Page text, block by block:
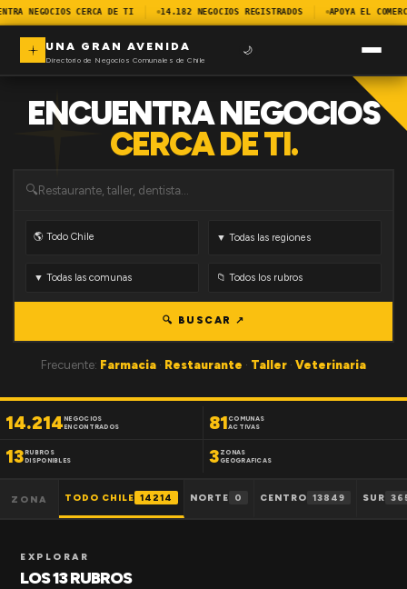
NEGOCIOS CERCA DE TI 14.182 NEGOCIOS REGISTRADOS APOYA EL
UNA GRAN AVENIDA
Directorio de Negocios Comunales de Chile
🌙
ENCUENTRA NEGOCIOS
CERCA DE TI.
🔍
🔍 BUSCAR ↗
Frecuente: Farmacia · Restaurante · Taller · Veterinaria
14.214NEGOCIOS
ENCONTRADOS
81 COMUNAS
ACTIVAS
13RUBROS
DISPONIBLES
3 ZONAS
GEOGRAFICAS
ZONA TODO CHILE 14214 NORTE 0 CENTRO 13849 SUR
EXPLORAR
LOS 13 RUBROS